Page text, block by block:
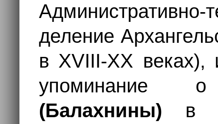
Административно-
деление
в XVIII-XX веках),
(Балахнины) в